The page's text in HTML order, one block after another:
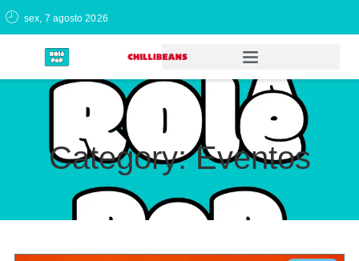
sex, 7 agosto 2026
Category: Eventos